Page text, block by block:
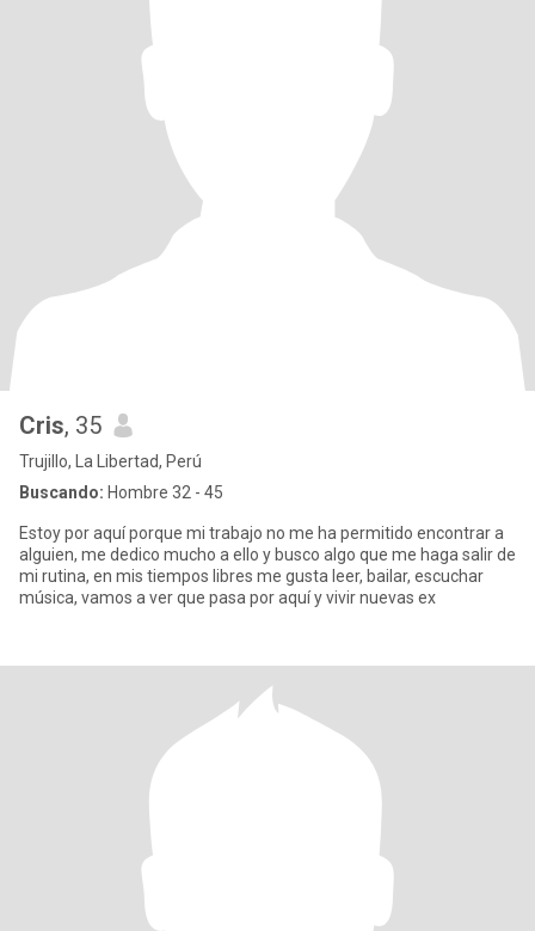
Cris, 35
Trujillo, La Libertad, Perú
Buscando: Hombre 32 - 45
Estoy por aquí porque mi trabajo no me ha permitido encontrar a
alguien, me dedico mucho a ello y busco algo que me haga salir de
mi rutina, en mis tiempos libres me gusta leer, bailar, escuchar
música, vamos a ver que pasa por aquí y vivir nuevas ex